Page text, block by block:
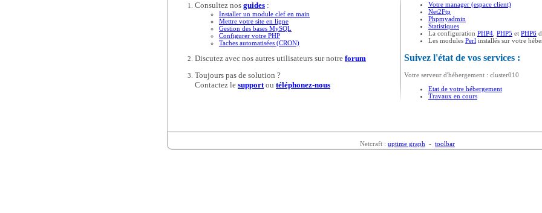
Consultez nos guides :
Installer un module clef en main
Mettre votre site en ligne
Gestion des bases MySQL
Configurer votre PHP
Taches automatisées (CRON)
Discutez avec nos autres utilisateurs sur notre forum
Toujours pas de solution ?
Contactez le supportou téléphonez-nous
Votre manager (espace client)
Net2Ftp
Phpmyadmin
Statistiques
La configuration PHP4 PHP5 et PHP6
Les modules Perl installés sur votre
Suivez l'état de vos services :
Votre serveur d'hébergement : cluster010
Etat de votre hébergement
Travaux en cours
Netcraft : uptime graph - toolbar